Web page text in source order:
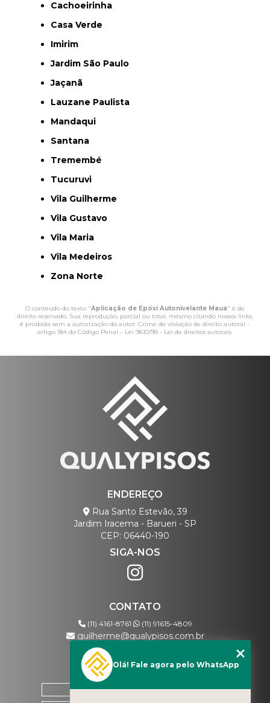
Cachoeirinha
Casa Verde
Imirim
Jardim São Paulo
Jaçanã
Lauzane Paulista
Mandaqui
Santana
Tremembé
Tucuruvi
Vila Guilherme
Vila Gustavo
Vila Maria
Vila Medeiros
Zona Norte
O conteúdo do texto "Aplicação de Epóxi Autonivelante Mauá" é de
direito reservado. Sua reprodução, parcial ou total, mesmo citando nossos links,
é proibida sem a autorização do autor. Crime de violação de direito autoral –
artigo 184 do Código Penal – Lei 9610/98 - Lei de direitos autorais.
ENDEREÇO
Rua Santo Estevão, 39
Jardim Iracema - Barueri - SP
CEP: 06440-190
SIGA-NOS
CONTATO
(11) 4161-8761 (11) 91615-4809
guilherme@qualypisos.com.br
HOME
Olá! Fale agora pelo WhatsApp